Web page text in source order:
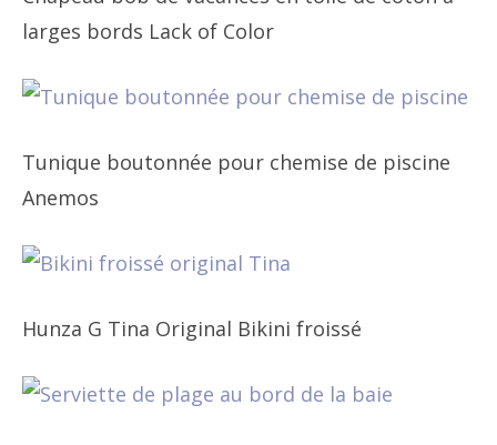
larges bords Lack of Color
Tunique boutonnée pour chemise de piscine
Anemos
Hunza G Tina Original Bikini froissé